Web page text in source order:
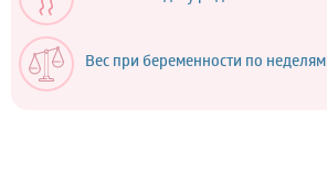
Вес при беременности по неделям